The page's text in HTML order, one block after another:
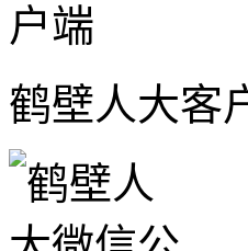
鹤壁人大客